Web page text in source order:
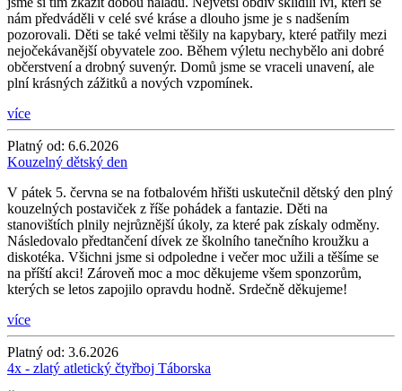
nám předváděli v celé své kráse a dlouho jsme je s nadšením
pozorovali. Děti se také velmi těšily na kapybary, které patřily mezi
nejočekávanější obyvatele zoo. Během výletu nechybělo ani dobré
občerstvení a drobný suvenýr. Domů jsme se vraceli unavení, ale
plní krásných zážitků a nových vzpomínek.
více
Platný od: 6.6.2026
Kouzelný dětský den
V pátek 5. června se na fotbalovém hřišti uskutečnil dětský den plný
kouzelných postaviček z říše pohádek a fantazie. Děti na
stanovištích plnily nejrůznější úkoly, za které pak získaly odměny.
Následovalo předtančení dívek ze školního tanečního kroužku a
diskotéka. Všichni jsme si odpoledne i večer moc užili a těšíme se
na příští akci! Zároveň moc a moc děkujeme všem sponzorům,
kterých se letos zapojilo opravdu hodně. Srdečně děkujeme!
více
Platný od: 3.6.2026
4x - zlatý atletický čtyřboj Táborska